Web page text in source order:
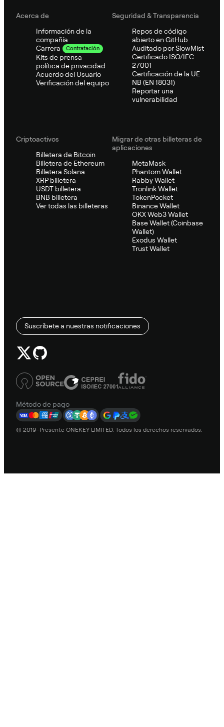
Acerca de
Información de la
compañía
Carrera
Contratación
Kits de prensa
política de privacidad
Acuerdo del Usuario
Verificación del equipo
Seguridad & Transparencia
Repos de código
abierto en GitHub
Auditado por SlowMist
Certificado ISO/IEC
27001
Certificación de la UE
NB (EN 18031)
Reportar una
vulnerabilidad
Criptoactivos
Billetera de Bitcoin
Billetera de Ethereum
Billetera Solana
XRP billetera
USDT billetera
BNB billetera
Ver todas las billeteras
Migrar de otras billeteras de
aplicaciones
MetaMask
Phantom Wallet
Rabby Wallet
Tronlink Wallet
TokenPocket
Binance Wallet
OKX Web3 Wallet
Base Wallet (Coinbase
Wallet)
Exodus Wallet
Trust Wallet
Suscríbete a nuestras notificaciones
Método de pago
© 2019–Presente ONEKEY LIMITED. Todos los derechos reservados.